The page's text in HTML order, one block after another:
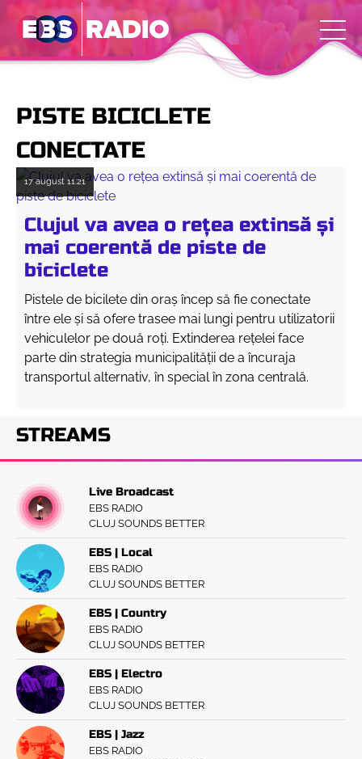
PISTE BICICLETE
CONECTATE
17 august 11:21
Clujul va avea o rețea extinsă și
mai coerentă de piste de
biciclete
Pistele de bicilete din oraș încep să fie conectate
între ele și să ofere trasee mai lungi pentru utilizatorii
vehiculelor pe două roți. Extinderea rețelei face
parte din strategia municipalității de a încuraja
transportul alternativ, în special în zona centrală.
STREAMS
Live Broadcast
EBS RADIO
CLUJ SOUNDS BETTER
EBS | Local
EBS RADIO
CLUJ SOUNDS BETTER
EBS | Country
EBS RADIO
CLUJ SOUNDS BETTER
EBS | Electro
EBS RADIO
CLUJ SOUNDS BETTER
EBS | Jazz
EBS RADIO